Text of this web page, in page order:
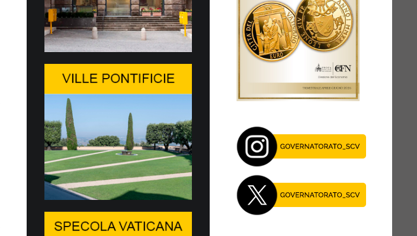
10 LUGLIO, 2026
A Ginevra la Ministerial Roundtable…
L’USO DELL’INTELLIGENZA ARTIFICIALE NON
È MAI UNA QUESTIONE PURAMENTE TECNICA
Momento distintivo del WSIS Forum 2026, organizzato
dall’Unione Internazionale delle Telecomunicazioni (ITU), è
la Ministerial Roundtable...
9 LUGLIO, 2026
A Ginevra conversazione ad alto liv…
SALVAGUARDIA DELLA PERSONA UMANA AI
TEMPI DELL’INTELLIGENZA ARTIFICIALE